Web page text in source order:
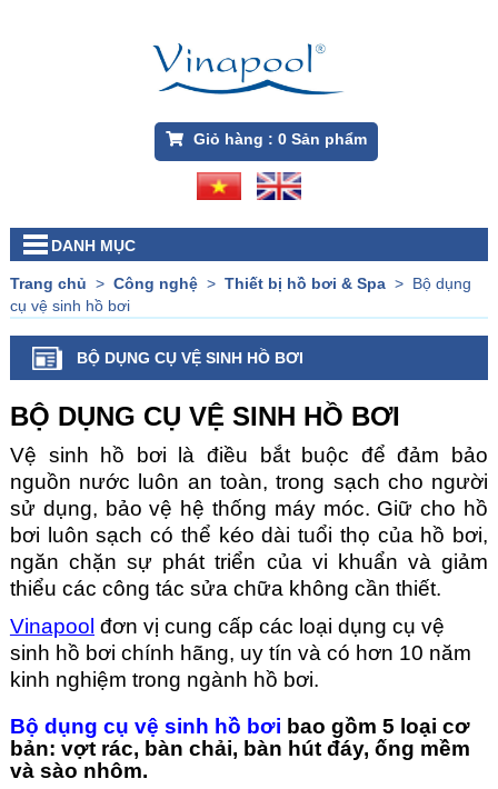
Giỏ hàng : 0Sản phẩm
DANH MỤC
Trang chủ > Công nghệ> Thiết bị hồ bơi & Spa> Bộ dụng
cụ vệ sinh hồ bơi
BỘ DỤNG CỤ VỆ SINH HỒ BƠI
BỘ DỤNG CỤ VỆ SINH HỒ BƠI
Vệ sinh hồ bơi là điều bắt buộc để đảm bảo
nguồn nước luôn an toàn, trong sạch cho người
sử dụng, bảo vệ hệ thống máy móc. Giữ cho hồ
bơi luôn sạch có thể kéo dài tuổi thọ của hồ bơi,
ngăn chặn sự phát triển của vi khuẩn và giảm
thiểu các công tác sửa chữa không cần thiết.
Vinapool đơn vị cung cấp các loại dụng cụ vệ
sinh hồ bơi chính hãng, uy tín và có hơn 10 năm
kinh nghiệm trong ngành hồ bơi.
Bộ dụng cụ vệ sinh hồ bơi bao gồm 5 loại cơ
bản: vợt rác, bàn chải, bàn hút đáy, ống mềm
và sào nhôm.